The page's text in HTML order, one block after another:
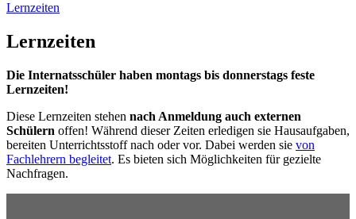
Lernzeiten
Lernzeiten
Die Internatsschüler haben montags bis donnerstags feste
Lernzeiten!
Diese Lernzeiten stehen nach Anmeldung auch externen
Schülern offen! Während dieser Zeiten erledigen sie Hausaufgaben,
bereiten Unterrichtsstoff nach oder vor. Dabei werden sie von
Fachlehrern begleitet. Es bieten sich Möglichkeiten für gezielte
Nachfragen.